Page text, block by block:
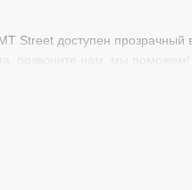
Street доступен прозрачный